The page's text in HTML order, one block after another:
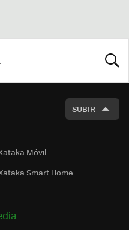
SUBIR
Móvil
Smart Home